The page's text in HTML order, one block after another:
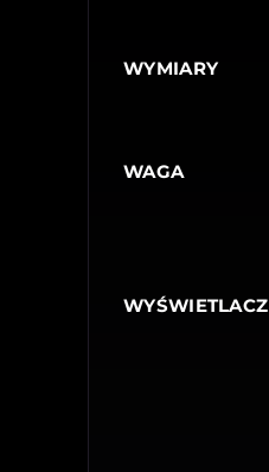
WYMIARY
WAGA
WYŚWIETLACZ